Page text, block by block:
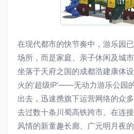
在现代都市的快节奏中，游乐园
场所，而是家庭、亲子休闲及城市
坐落于天府之国的成都浩建康体
火的‘超级IP’——无动力游乐公园
出去，迅速携旗下运营网络的众
去过数十条川蜀高铁跨市。在连
风情的新童趣长廊、广元明月夜